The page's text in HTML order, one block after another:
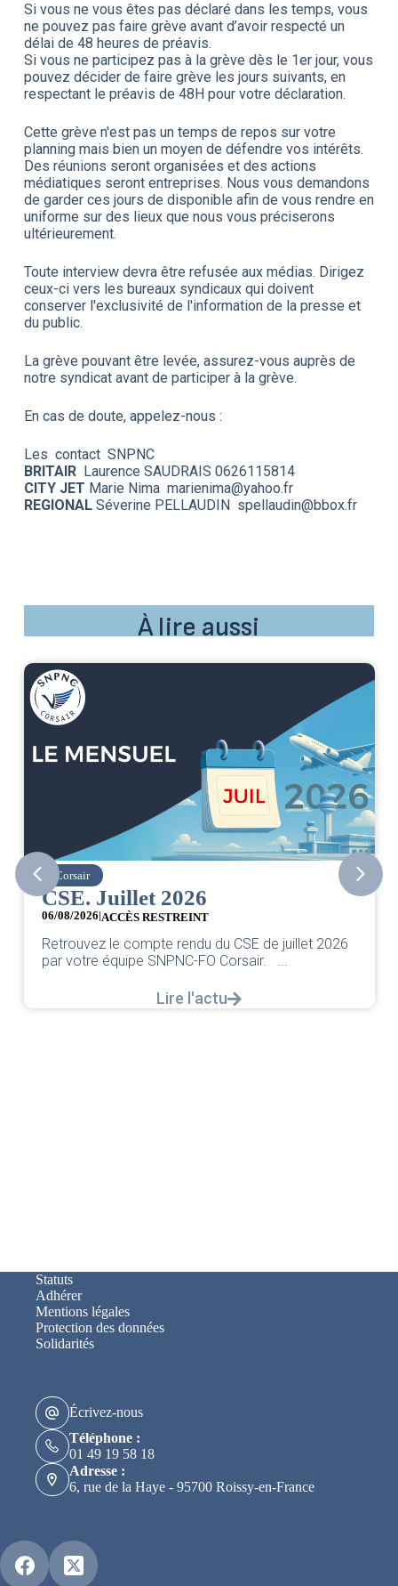
Si vous ne vous êtes pas déclaré dans les temps, vous
ne pouvez pas faire grève avant d’avoir respecté un
délai de 48 heures de préavis.
Si vous ne participez pas à la grève dès le 1er jour, vous
pouvez décider de faire grève les jours suivants, en
respectant le préavis de 48H pour votre déclaration.
Cette grève n'est pas un temps de repos sur votre
planning mais bien un moyen de défendre vos intérêts.
Des réunions seront organisées et des actions
médiatiques seront entreprises. Nous vous demandons
de garder ces jours de disponible afin de vous rendre en
uniforme sur des lieux que nous vous préciserons
ultérieurement.
Toute interview devra être refusée aux médias. Dirigez
ceux-ci vers les bureaux syndicaux qui doivent
conserver l'exclusivité de l'information de la presse et
du public.
La grève pouvant être levée, assurez-vous auprès de
notre syndicat avant de participer à la grève.
En cas de doute, appelez-nous :
Les contact SNPNC
BRITAIRLaurence SAUDRAIS 0626115814
CITY JET Marie Nima marienima@yahoo.fr
REGIONALSéverine PELLAUDIN spellaudin@bbox.fr
À lire aussi
Corsair
CSE. Juillet 2026
06/08/2026|ACCÈS RESTREINT
Retrouvez le compte rendu du CSE de juillet 2026
par votre équipe SNPNC-FO Corsair. ...
Lire l'actu
Statuts
Adhérer
Mentions légales
Protection des données
Solidarités
Écrivez-nous
Téléphone :
01 49 19 58 18
Adresse :
6, rue de la Haye - 95700 Roissy-en-France